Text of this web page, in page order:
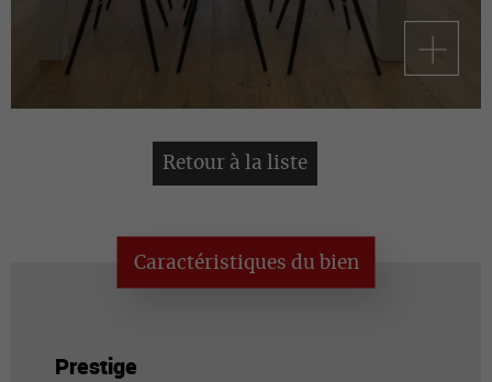
Retour à la liste
Caractéristiques du bien
Prestige